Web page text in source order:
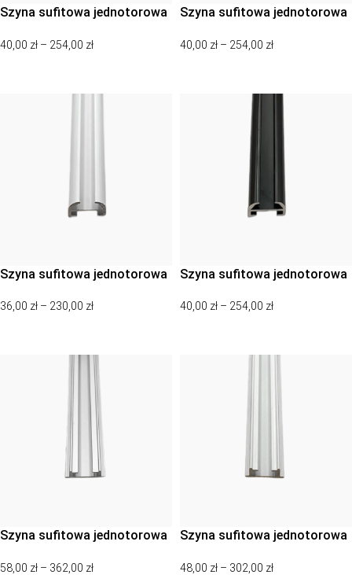
Szyna sufitowa jednotorowa
jednotorowy natynkowy –
40,00 zł – 254,00 zł
Szyna sufitowa jednotorowa
jednotorowy natynkowy –
40,00 zł – 254,00 zł
Szyna sufitowa jednotorowa
jednotorowy natynkowy –
36,00 zł – 230,00 zł
Szyna sufitowa jednotorowa
jednotorowy natynkowy –
40,00 zł – 254,00 zł
Szyna sufitowa jednotorowa
sufitowy jednotorowy
58,00 zł – 362,00 zł
Szyna sufitowa jednotorowa
sufitowy jednotorowy
48,00 zł – 302,00 zł